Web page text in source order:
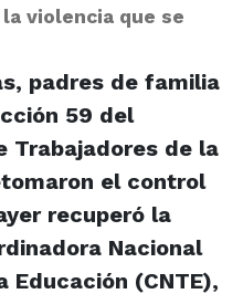
violencia que se
padres de familia
59 del
Trabajadores de la
el control
recuperó la
Nacional
Educación (CNTE),